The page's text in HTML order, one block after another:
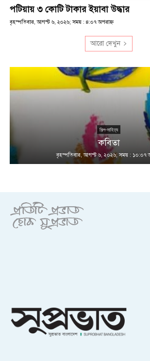
পটিয়ায় ৩ কোটি টাকার ইয়াবা উদ্ধার
বৃহস্পতিবার, আগস্ট ৬, ২০২৬; সময় : ৪:০৭ অপরাহ্ণ
আরো দেখুন
শিল্প-সাহিত্য
কবিতা
বৃহস্পতিবার, আগস্ট ৬, ২০২৬; সময় : ১০:০৭